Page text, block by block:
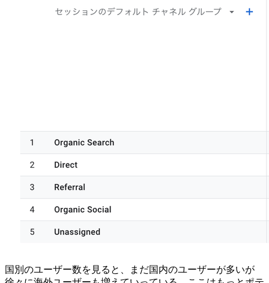
国別のユーザー数を見ると、まだ国内のユーザーが多いが